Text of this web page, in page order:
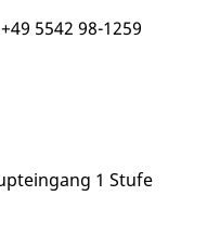
5542 98-1259
1 Stufe